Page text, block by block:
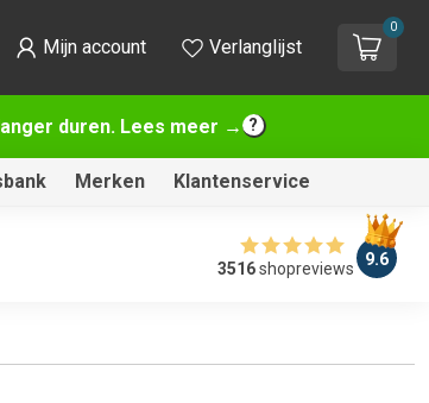
duren. Lees meer →
Mijn account Verlanglijst
0
Merken Klantenservice
3516shopreviews 9.6